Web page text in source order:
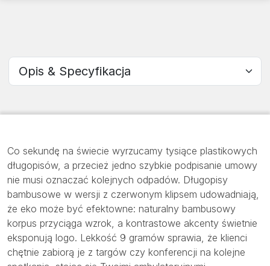
Co sekundę na świecie wyrzucamy tysiące plastikowych
długopisów, a przecież jedno szybkie podpisanie umowy
nie musi oznaczać kolejnych odpadów. Długopisy
bambusowe w wersji z czerwonym klipsem udowadniają,
że eko może być efektowne: naturalny bambusowy
korpus przyciąga wzrok, a kontrastowe akcenty świetnie
eksponują logo. Lekkość 9 gramów sprawia, że klienci
chętnie zabiorą je z targów czy konferencji na kolejne
Wybierz sekcję